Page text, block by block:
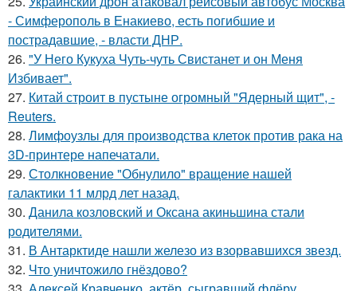
- Симферополь в Енакиево, есть погибшие и
пострадавшие, - власти ДНР.
26. "У Него Кукуха Чуть-чуть Свистанет и он Меня
Избивает".
27. Китай строит в пустыне огромный "Ядерный щит", -
Reuters.
28. Лимфоузлы для производства клеток против рака на
3D-принтере напечатали.
29. Столкновение "Обнулило" вращение нашей
галактики 11 млрд лет назад.
30. Данила козловский и Оксана акиньшина стали
родителями.
31. В Антарктиде нашли железо из взорвавшихся звезд.
32. Что уничтожило гнёздово?